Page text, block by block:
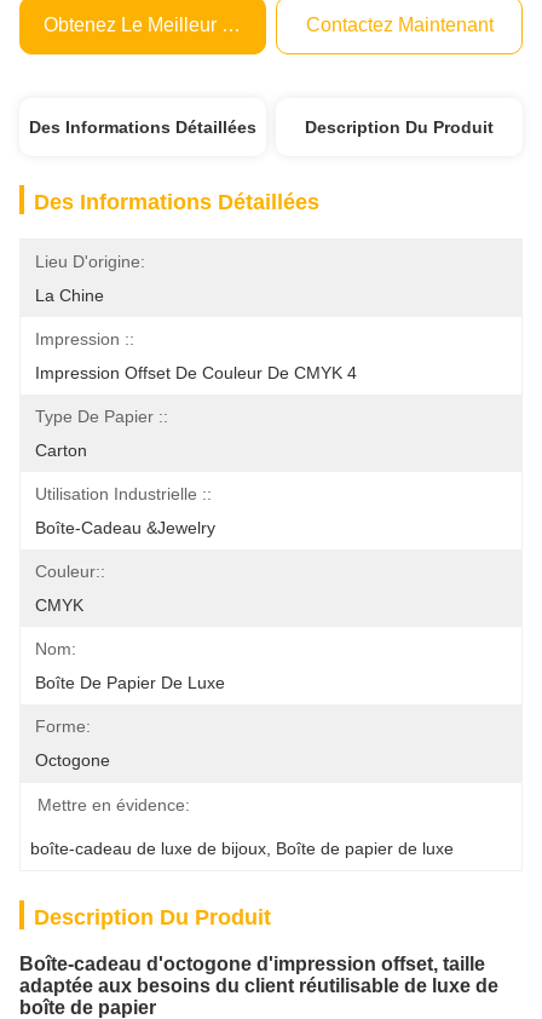
Obtenez Le Meilleur Prix Contactez Maintenant
Des Informations Détaillées Description Du Produit
Des Informations Détaillées
Lieu D'origine:
La Chine
Impression ::
Impression Offset De Couleur De CMYK 4
Type De Papier ::
Carton
Utilisation Industrielle ::
Boîte-Cadeau &Jewelry
Couleur::
CMYK
Nom:
Boîte De Papier De Luxe
Forme:
Octogone
Mettre en évidence:
boîte-cadeau de luxe de bijoux Boîte de papier de luxe
Description Du Produit
Boîte-cadeau d'octogone d'impression offset, taille
adaptée aux besoins du client réutilisable de luxe de
boîte de papier